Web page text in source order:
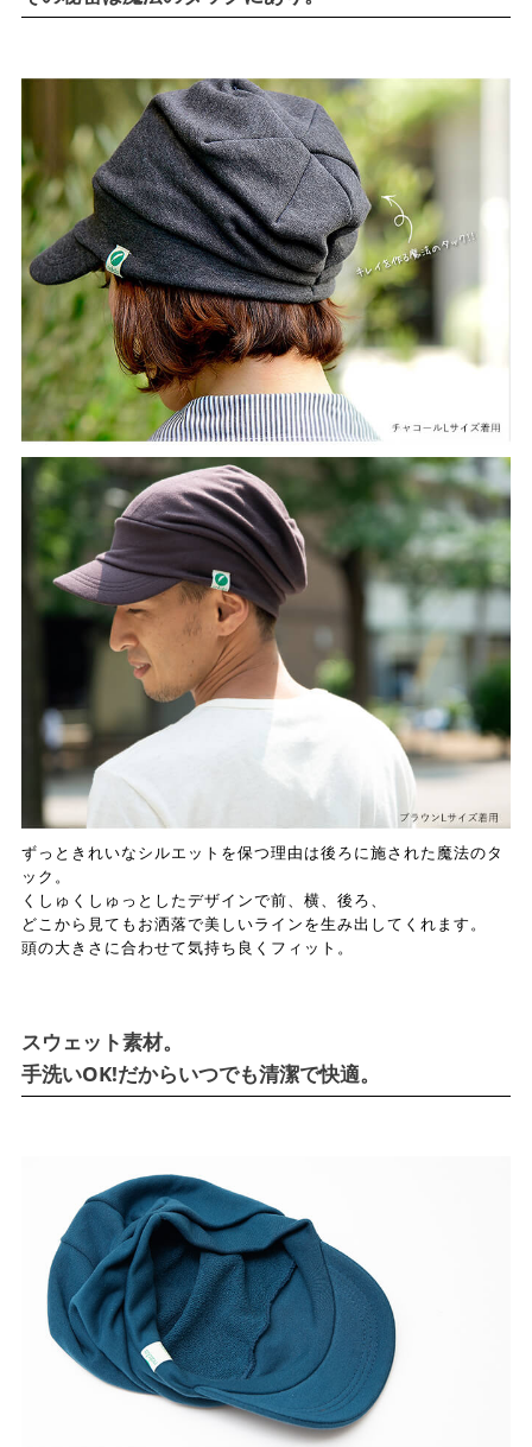
ずっときれいなシルエットを保つ理由は後ろに施された魔法のタ
ック。
くしゅくしゅっとしたデザインで前、横、後ろ、
どこから見てもお洒落で美しいラインを生み出してくれます。
頭の大きさに合わせて気持ち良くフィット。
スウェット素材。
手洗いOK!だからいつでも清潔で快適。